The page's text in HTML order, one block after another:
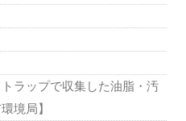
ラップで収集した油脂・汚
境局】